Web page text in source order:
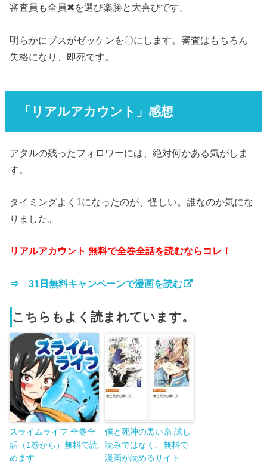
審査員も全員✖を選び楽勝と大喜びです。
明らかにブスがゼッケンを〇にします。審査はもちろん
失格になり、即死です。
「リアルアカウント」感想
アタルの残ったフォロワーには、絶対何かある気がしま
す。
タイミングよく1になったのが、怪しい。誰なのか気にな
りました。
リアルアカウント 無料で全巻全話を読むならコレ！
⇒ 31日無料キャンペーンで漫画を読む
こちらもよく読まれています。
スライムライフ 全巻全
話（1巻から）無料で読
めます
僕と死神の黒い糸 試し
読みではなく、無料で
漫画が読めるサイト